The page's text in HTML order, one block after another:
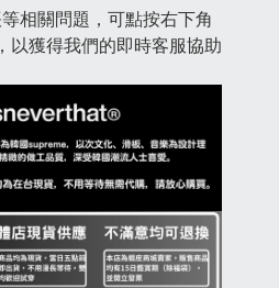
相關問題，可點按右下角
以獲得我們的即時客服協助